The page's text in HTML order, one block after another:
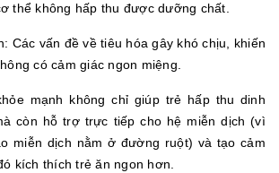
thể không hấp thu được dưỡng chất.
Các vấn đề về tiêu hóa gây khó chịu, khiến
có cảm giác ngon miệng.
mạnh không chỉ giúp trẻ hấp thu dinh
còn hỗ trợ trực tiếp cho hệ miễn dịch (vì
miễn dịch nằm ở đường ruột) và tạo cảm
kích thích trẻ ăn ngon hơn.